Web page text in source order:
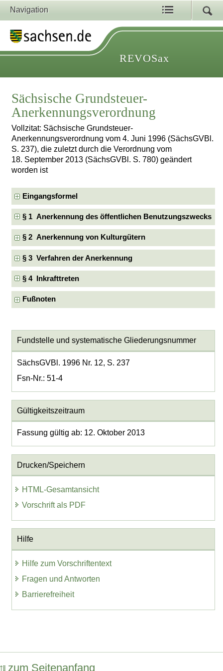
Navigation
REVOSax
Sächsische Grundsteuer-
Anerkennungsverordnung
Vollzitat: Sächsische Grundsteuer-
Anerkennungsverordnung vom 4. Juni 1996 (SächsGVBl.
S. 237), die zuletzt durch die Verordnung vom
18. September 2013 (SächsGVBl. S. 780) geändert
worden ist
Eingangsformel
§ 1 Anerkennung des öffentlichen Benutzungszwecks
§ 2 Anerkennung von Kulturgütern
§ 3 Verfahren der Anerkennung
§ 4 Inkrafttreten
Fußnoten
Fundstelle und systematische Gliederungsnummer
SächsGVBl. 1996 Nr. 12, S. 237
Fsn-Nr.: 51-4
Gültigkeitszeitraum
Fassung gültig ab: 12. Oktober 2013
Drucken/Speichern
HTML-Gesamtansicht
Vorschrift als PDF
Hilfe
Hilfe zum Vorschriftentext
Fragen und Antworten
Barrierefreiheit
zum Seitenanfang